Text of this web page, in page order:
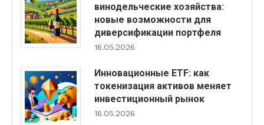
винодельческие хозяйства:
новые возможности для
диверсификации портфеля
16.05.2026
Инновационные ETF: как
токенизация активов меняет
инвестиционный рынок
16.05.2026